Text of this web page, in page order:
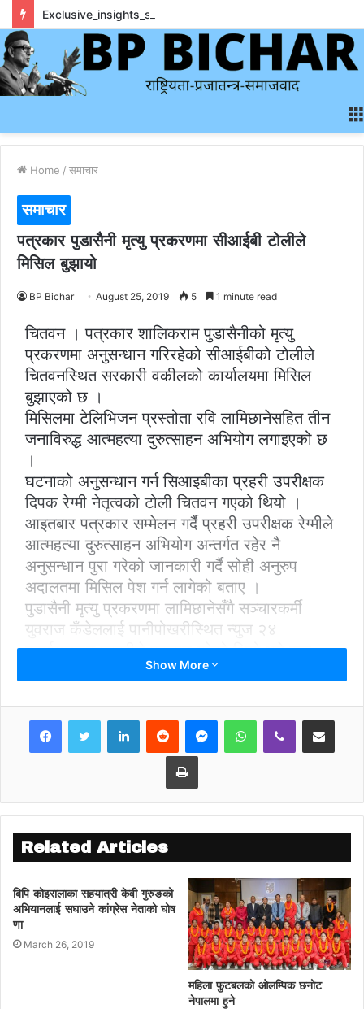
Home / समाचार
समाचार
पत्रकार पुडासैनी मृत्यु प्रकरणमा सीआईबी टोलीले
मिसिल बुझायो
BP Bichar August 25, 2019 5 1 minute read
चितवन । पत्रकार शालिकराम पुडासैनीको मृत्यु
प्रकरणमा अनुसन्धान गरिरहेको सीआईबीको टोलीले
चितवनस्थित सरकारी वकीलको कार्यालयमा मिसिल
बुझाएको छ ।
मिसिलमा टेलिभिजन प्रस्तोता रवि लामिछानेसहित तीन
जनाविरुद्ध आत्महत्या दुरुत्साहन अभियोग लगाइएको छ
।
घटनाको अनुसन्धान गर्न सिआइबीका प्रहरी उपरीक्षक
दिपक रेग्मी नेतृत्वको टोली चितवन गएको थियो ।
आइतबार पत्रकार सम्मेलन गर्दै प्रहरी उपरीक्षक रेग्मीले
आत्महत्या दुरुत्साहन अभियोग अन्तर्गत रहेर नै
अनुसन्धान पुरा गरेको जानकारी गर्दै सोही अनुरुप
अदालतमा मिसिल पेश गर्न लागेको बताए ।
पुडासैनी मृत्यु प्रकरणमा लामिछानेसँगै सञ्चारकर्मी
युवराज कँडेललाई पानीपोखरीस्थित न्युज २४
कार्यायलबाट प्रहरीले पक्राउ गरेको थियो भने रुकु
भनिने अस्मिता कार्कीलाई सोही दिन कलंकीबाट
होटलमा झुण्डिएको अवस्थामा मृत फेला परेका थिए ।
आत्महत्या गर्नुअघि पुडासैनीले खिचेको एक भिडियोमा
लामिछाने, कँडेल र कार्कीले मर्न बाध्य पारेको बताएका
थिए ।
टेलिभिजन प्रस्तोता लामिछानेलाई रिहाईको माग गदै
चितवनमा ब्यापक प्रदर्शन भएको छ ।
Show More
LinkedInReddit MessengerWhatsAppViber Share via Email
Print
Related Articles
बिपि कोइरालाका स​ह​यात्री केवी गुरुङको
अभियानलाई स​घाउने कांग्रेस नेताको घोष​
णा
March 26, 2019
महिला फुटबलको ओलम्पिक छनोट
नेपालमा हुने